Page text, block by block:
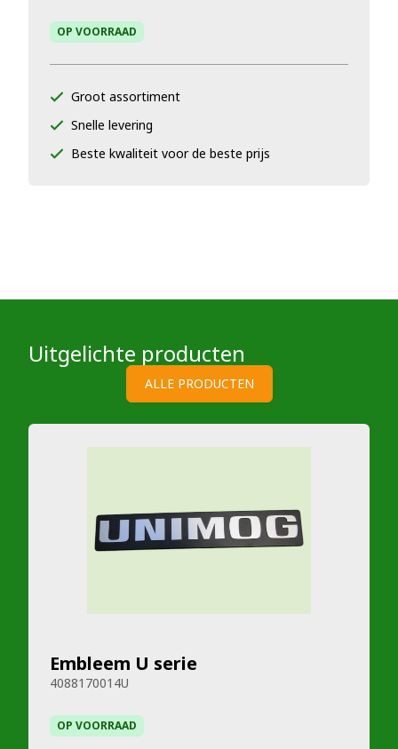
OP VOORRAAD
Groot assortiment
Snelle levering
Beste kwaliteit voor de beste prijs
Uitgelichte producten
ALLE PRODUCTEN
Embleem U serie
4088170014U
OP VOORRAAD